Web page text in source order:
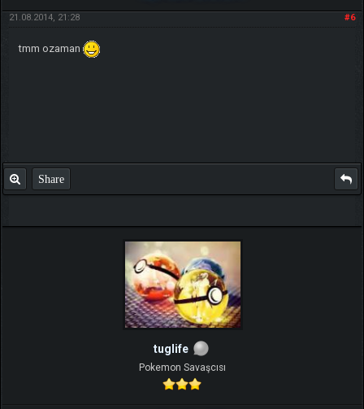
#6
21.08.2014, 21:28
tmm ozaman
Share
tuglife
Pokemon Savaşcısı